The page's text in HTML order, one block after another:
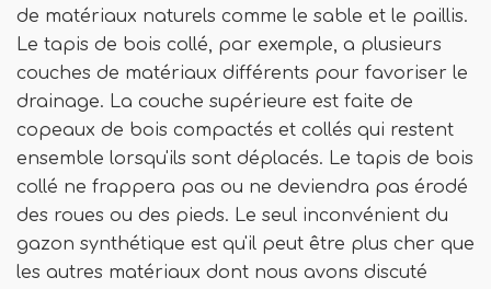
de matériaux naturels comme le sable et le paillis.
Le tapis de bois collé, par exemple, a plusieurs
couches de matériaux différents pour favoriser le
drainage. La couche supérieure est faite de
copeaux de bois compactés et collés qui restent
ensemble lorsqu'ils sont déplacés. Le tapis de bois
collé ne frappera pas ou ne deviendra pas érodé
des roues ou des pieds. Le seul inconvénient du
gazon synthétique est qu'il peut être plus cher que
les autres matériaux dont nous avons discuté